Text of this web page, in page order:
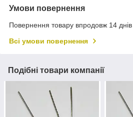
Умови повернення
Повернення товару впродовж 14
Всі умови повернення
Подібні товари компанії